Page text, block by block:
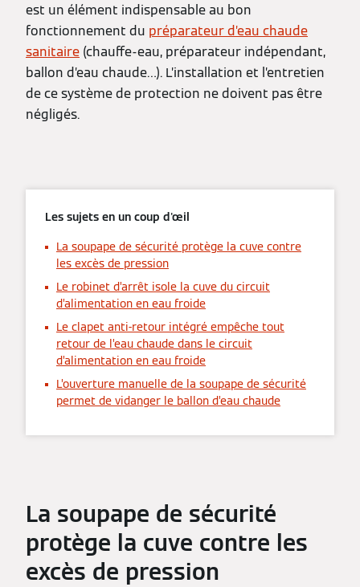
est un élément indispensable au bon
fonctionnement du préparateur d’eau chaude
sanitaire (chauffe-eau, préparateur indépendant,
ballon d’eau chaude…). L’installation et l’entretien
de ce système de protection ne doivent pas être
négligés.
Les sujets en un coup d'œil
La soupape de sécurité protège la cuve contre
les excès de pression
Le robinet d’arrêt isole la cuve du circuit
d’alimentation en eau froide
Le clapet anti-retour intégré empêche tout
retour de l’eau chaude dans le circuit
d’alimentation en eau froide
L’ouverture manuelle de la soupape de sécurité
permet de vidanger le ballon d’eau chaude
La soupape de sécurité
protège la cuve contre les
excès de pression